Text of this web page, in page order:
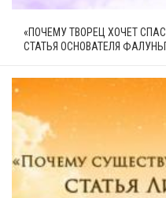
«ПОЧЕМУ ТВОРЕЦ ХОЧЕТ
СТАТЬЯ ОСНОВАТЕЛЯ